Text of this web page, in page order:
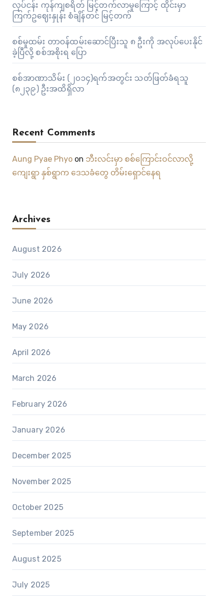
လုပ်ငန်း ကုန်ကျစရိတ် မြင့်တက်လာမှုကြောင့် ထိုင်းမှာ
ကြက်ဥဈေးနှုန်း စံချိန်တင် မြင့်တက်
စစ်မှုထမ်း တာဝန်ထမ်းဆောင်ပြီးသူ ၈ ဦးကို အလုပ်ပေးနိုင်
ခဲ့ပြီလို့ စစ်အစိုးရ ပြော
စစ်အာဏာသိမ်း (၂၀၁၄)ရက်အတွင်း သတ်ဖြတ်ခံရသူ
(၈၂၃၉) ဦးအထိရှိလာ
Recent Comments
Aung Pyae Phyoon ဘီးလင်းမှာ စစ်ကြောင်းဝင်လာလို့
ကျေးရွာ နှစ်ရွာက ဒေသခံတွေ တိမ်းရှောင်နေရ
Archives
August 2026
July 2026
June 2026
May 2026
April 2026
March 2026
February 2026
January 2026
December 2025
November 2025
October 2025
September 2025
August 2025
July 2025